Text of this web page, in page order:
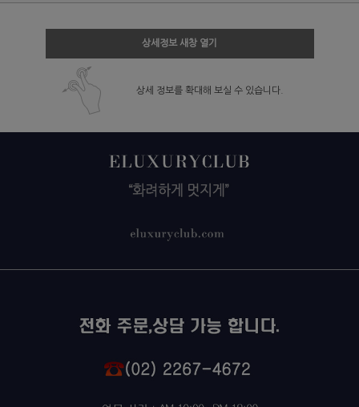
상세정보 새창 열기
상세 정보를 확대해 보실 수 있습니다.